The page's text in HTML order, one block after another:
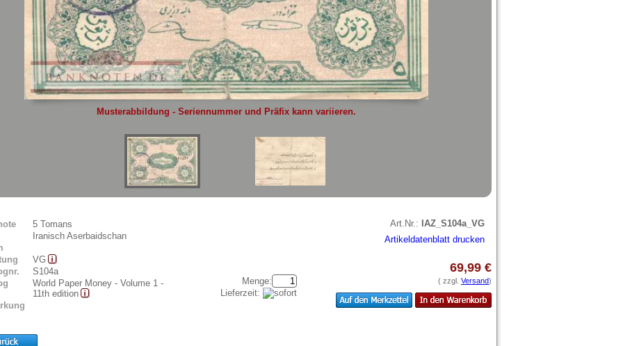
Musterabbildung - Seriennummer und Präfix kann variieren.
5 Tomans
Iranisch Aserbaidschan
VG
S104a
World Paper Money - Volume 1 -
11th edition
Art.Nr.: IAZ_S104a_VG
Artikeldatenblatt drucken
Menge:
Lieferzeit:
69,99 €
( zzgl. Versand)